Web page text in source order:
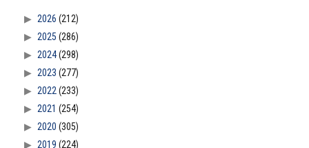
2026 (212)
2025 (286)
2024(298)
2023 (277)
2022 (233)
2021 (254)
2020 (305)
2019 (224)